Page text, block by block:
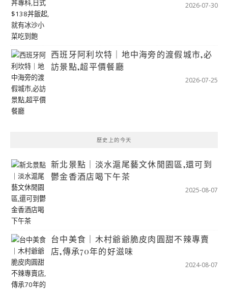
2026-07-30
西班牙阿利坎特｜地中海旁的渡假城市,必
訪景點,超平價餐廳
2026-07-25
歷史上的今天
新北景點｜淡水滬尾藝文休閒園區,還可到
鬱金香酒店喝下午茶
2025-08-07
台中美食｜木村爺爺脆皮肉圓甜不辣專賣
店,傳承70年的好滋味
2024-08-07